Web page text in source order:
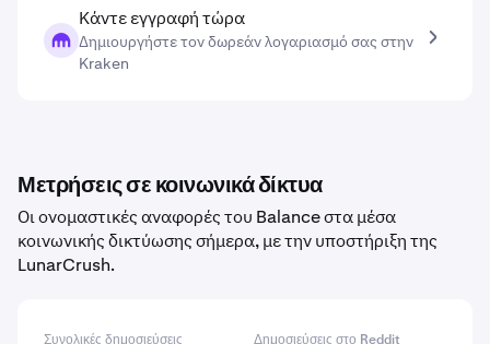
Κάντε εγγραφή τώρα
Δημιουργήστε τον δωρεάν λογαριασμό σας στην
Kraken
Μετρήσεις σε κοινωνικά δίκτυα
Οι ονομαστικές αναφορές του Balance στα μέσα
κοινωνικής δικτύωσης σήμερα, με την υποστήριξη της
LunarCrush.
Συνολικές δημοσιεύσεις Δημοσιεύσεις στο Reddit